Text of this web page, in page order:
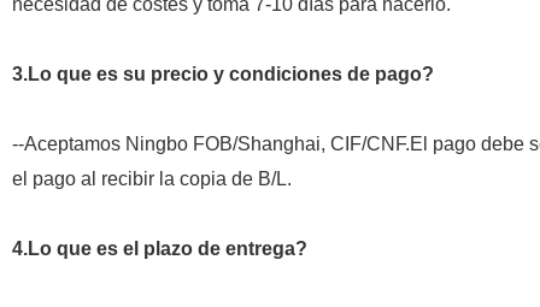
necesidad de costes y toma 7-10 días para hacerlo.
3.Lo que es su precio y condiciones de pago?
--Aceptamos Ningbo FOB/Shanghai, CIF/CNF.El pago debe
el pago al recibir la copia de B/L.
4.Lo que es el plazo de entrega?